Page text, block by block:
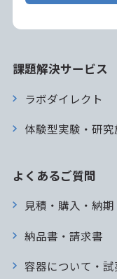
課題解決サービス
ラボダイレクト
体験型実験・研究
よくあるご質問
見積・購入・納
納品書・請求書
容器について・